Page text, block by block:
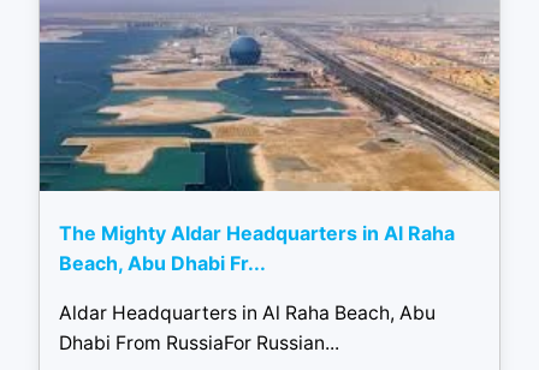
The Mighty Aldar Headquarters in Al Raha
Beach, Abu Dhabi Fr...
Aldar Headquarters in Al Raha Beach, Abu
Dhabi From RussiaFor Russian...